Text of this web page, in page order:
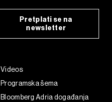
Pretplati se na
newsletter
Videos
Programska šema
Bloomberg Adria događanja